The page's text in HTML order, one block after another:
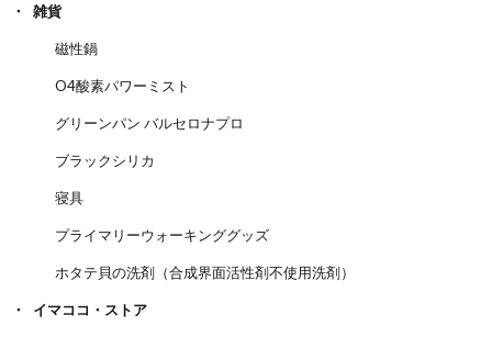
雑貨
磁性鍋
O4酸素パワーミスト
グリーンパン バルセロナプロ
ブラックシリカ
寝具
プライマリーウォーキンググッズ
ホタテ貝の洗剤（合成界面活性剤不使用洗剤）
イマココ・ストア